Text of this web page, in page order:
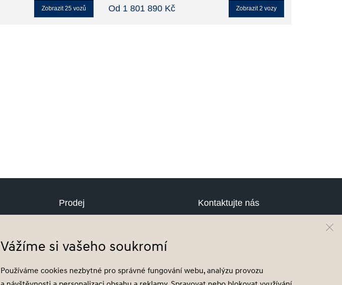
Zobrazit25vozů Od 1 801 890 Kč Zobrazit2 vozy
Prodej
Ojeté vozy
Akční nabídky
Kontaktujte nás
Vážíme si vašeho soukromí
Používáme cookies nezbytné pro správné fungování webu, analýzu provozu